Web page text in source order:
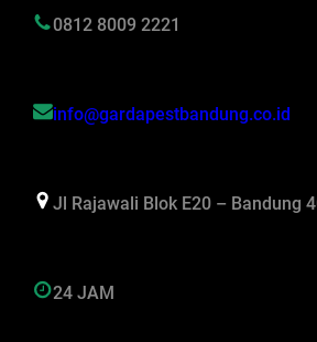
0812 8009 2221
info@gardapestbandung.co.id
Jl Rajawali Blok E20 – Bandung
24 JAM